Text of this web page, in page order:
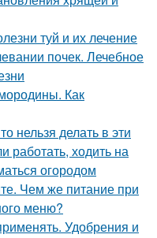
туй и их лечение
почек. Лечебное
Как
нельзя делать в эти
ходить на
огородом
Чем же питание при
меню?
Удобрения и